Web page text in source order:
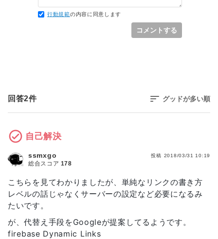
行動規範の内容に同意します
コメントする
回答2件 グッドが多い順
自己解決
こちらを見てわかりましたが、単純なリンクの書き方
レベルの話じゃなくサーバーの設定など必要になるみ
たいです。
が、代替え手段をGoogleが提案してるようです。
firebase Dynamic Links
投稿 2018/03/31 10:19
ssmxgo
総合スコア 178